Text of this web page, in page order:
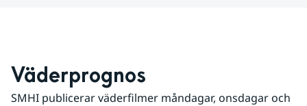
Väderprognos
SMHI publicerar väderfilmer måndagar, onsdagar och